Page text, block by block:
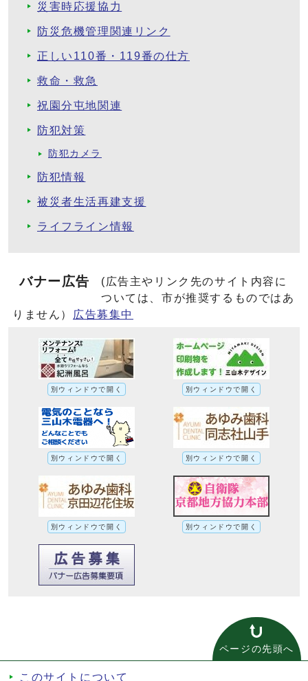
災害時応援協力
防災危機管理関連リンク
正しい110番・119番の仕方
救命・救急
祝園分屯地関連
防犯対策
防犯カメラ
防犯情報
被災者生活再建支援
ライフライン情報
バナー広告
(広告主やリンク先のサイト内容に
ついては、市が推奨するものではあ
りません）
広告募集中
別ウィンドウで開く 別ウィンドウで開く
別ウィンドウで開く 別ウィンドウで開く
別ウィンドウで開く 別ウィンドウで開く
ページの先頭へ
このサイトについて